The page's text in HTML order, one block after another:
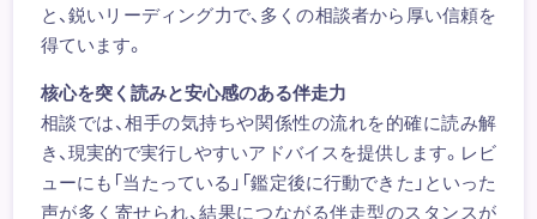
と、鋭いリーディング力で、多くの相談者から厚い信頼を
得ています。
核心を突く読みと安心感のある伴走力
相談では、相手の気持ちや関係性の流れを的確に読み解
き、現実的で実行しやすいアドバイスを提供します。レビ
ューにも「当たっている」「鑑定後に行動できた」といった
声が多く寄せられ、結果につながる伴走型のスタンスが